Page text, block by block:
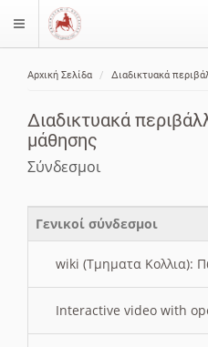
$langMenu
Αρχική Σελίδα Διαδικτυακά
Διαδικτυακά
μάθησης
Σύνδεσμοι
Γενικοί σύνδεσμοι
wiki (Τμηματα Κολλια):
Interactive video with